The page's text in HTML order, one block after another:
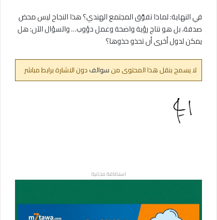
في النهاية: لماذا تفوَّق المجتمع الهندي؟ هذا النجاح ليس محض
صدفة، بل هو نتاج رؤية واضحة وعمل دؤوب… والسؤال الآن: هل
يمكن لدول أخرى أن تحذو حذوها؟
لا يسمح بنقل هذا المحتوى منسوالفدون الاشارة برابط مباشر
استضافة مجانية